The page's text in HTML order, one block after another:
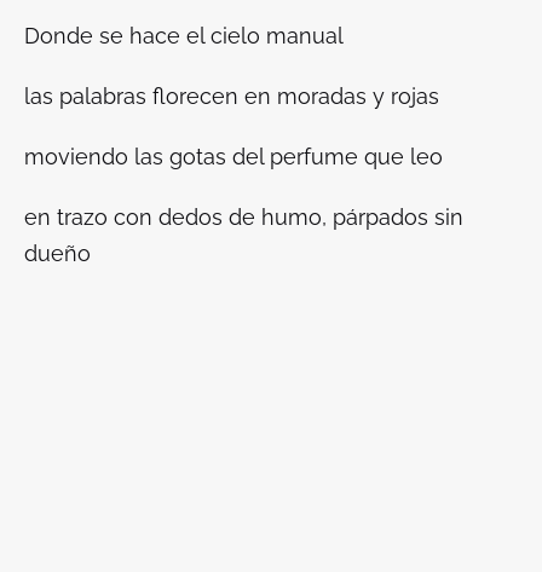
Donde se hace el cielo manual
las palabras florecen en moradas y rojas
moviendo las gotas del perfume que leo
en trazo con dedos de humo, párpados sin
dueño